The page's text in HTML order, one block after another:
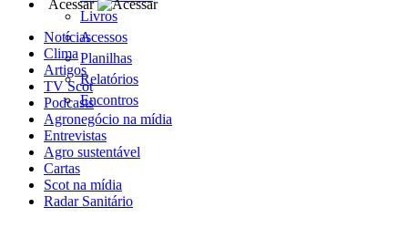
Livros
Acessos
Planilhas
Relatórios
Encontros
Acessar
Notícias
Clima
Artigos
TV Scot
Podcasts
Agronegócio na mídia
Entrevistas
Agro sustentável
Cartas
Scot na mídia
Radar Sanitário